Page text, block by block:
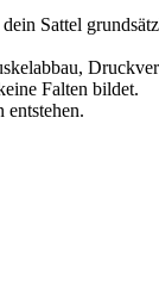
Sattel
Falten bildet.